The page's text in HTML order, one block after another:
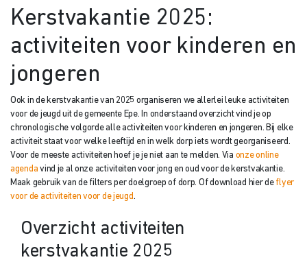
Kerstvakantie 2025:
activiteiten voor kinderen en
jongeren
Ook in de kerstvakantie van 2025 organiseren we allerlei leuke activiteiten
voor de jeugd uit de gemeente Epe. In onderstaand overzicht vind je op
chronologische volgorde alle activiteiten voor kinderen en jongeren. Bij elke
activiteit staat voor welke leeftijd en in welk dorp iets wordt georganiseerd.
Voor de meeste activiteiten hoef je je niet aan te melden. Via onze online
agenda vind je al onze activiteiten voor jong en oud voor de kerstvakantie.
Maak gebruik van de filters per doelgroep of dorp. Of download hier de flyer
voor de activiteiten voor de jeugd.
Overzicht activiteiten
kerstvakantie 2025